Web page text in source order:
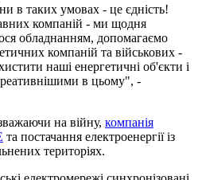
в таких умовах - це єдність!
компаній - ми щодня
обладнанням, допомагаємо
компаній та військових -
наші енергетичні об'єкти і
в цьому", -
на війну, компанія
та постачання електроенергії із
територіях.